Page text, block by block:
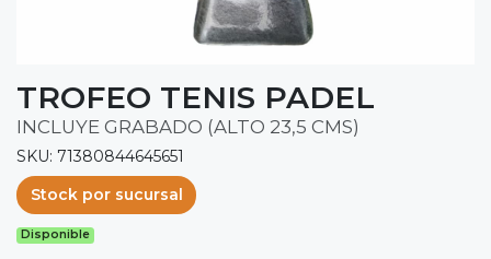
TROFEO TENIS PADEL
INCLUYE GRABADO (ALTO 23,5 CMS)
SKU: 71380844645651
Stock por sucursal
Disponible